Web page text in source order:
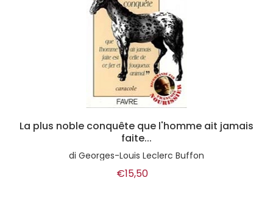
La plus noble conquête que l'homme ait jamais
faite...
di Georges-Louis Leclerc Buffon
€15,50